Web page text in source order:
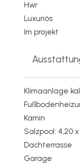
Hwr
Luxuriös
Im projekt
Klimaanlage
Kamin
Salzpool: 4,20 x
Dachterrasse
Garage